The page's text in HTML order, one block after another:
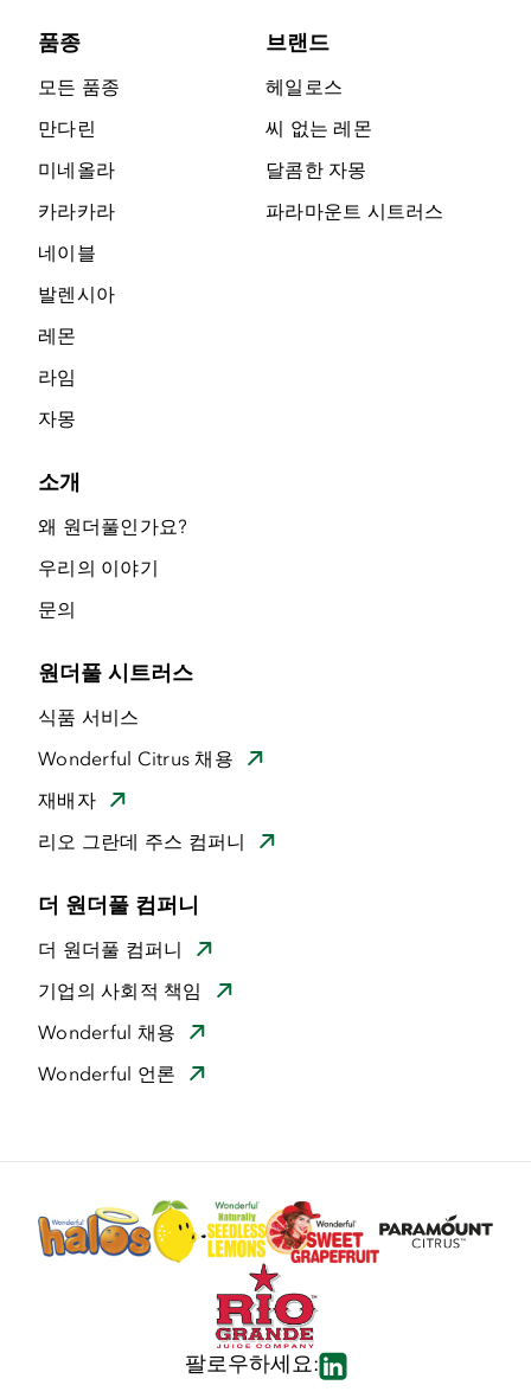
품종
모든 품종
만다린
미네올라
카라카라
네이블
발렌시아
레몬
라임
자몽
브랜드
헤일로스
씨 없는 레몬
달콤한 자몽
파라마운트 시트러스
소개
왜 원더풀인가요?
우리의 이야기
문의
원더풀 시트러스
식품 서비스
Wonderful Citrus 채용
재배자
리오 그란데 주스 컴퍼니
더 원더풀 컴퍼니
더 원더풀 컴퍼니
기업의 사회적 책임
Wonderful 채용
Wonderful 언론
팔로우하세요: